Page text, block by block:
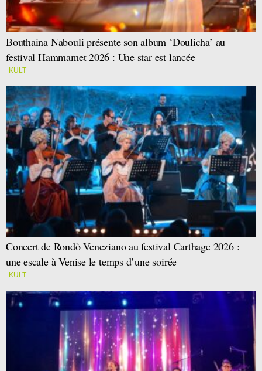
Bouthaina Nabouli présente son album ‘Doulicha’ au
festival Hammamet 2026 : Une star est lancée
KULT
Concert de Rondò Veneziano au festival Carthage 2026 :
une escale à Venise le temps d’une soirée
KULT